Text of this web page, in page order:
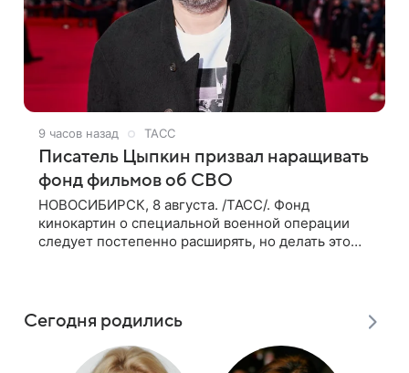
9 часов назад ТАСС
Писатель Цыпкин призвал наращивать
фонд фильмов об СВО
НОВОСИБИРСК, 8 августа. /ТАСС/. Фонд
кинокартин о специальной военной операции
следует постепенно расширять, но делать это
Сегодня родились